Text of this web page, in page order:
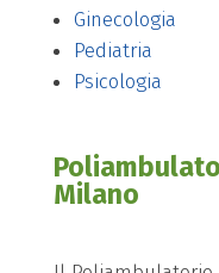
Ginecologia
Pediatria
Psicologia
Milano